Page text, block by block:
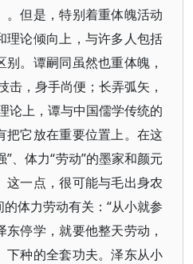
。但是，特别着重体魄活动
理论倾向上，与许多人包括
。谭嗣同虽然也重体魄，
击，身手尚便；长弄弧矢，
论上，谭与中国儒学传统的
把它放在重要位置上。在这
”、体力“劳动”的墨家和颜元
这一点，很可能与毛出身农
体力劳动有关：“从小就参
停学，就要他整天劳动，
下种的全套功夫。泽东从小